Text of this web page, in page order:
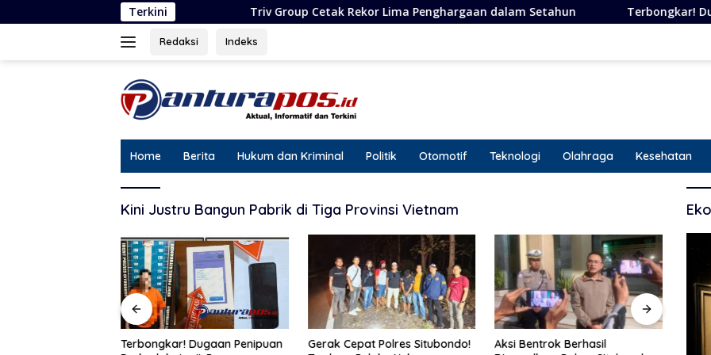
ke
TerkiniTriv Group Cetak Rekor Lima Penghargaan dalam Setahun Terbongkar! Dugaan
Redaksi Indeks
Home Berita Hukum dan Kriminal Politik Otomotif Teknologi Olahraga Kesehatan
Kini Justru Bangun Pabrik di Tiga Provinsi Vietnam
Terbongkar! Dugaan Penipuan
Gerak Cepat Polres Situbondo!
Aksi Bentrok Berhasil